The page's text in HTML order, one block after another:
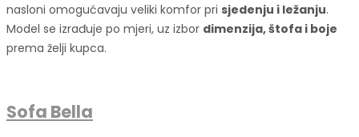
nasloni omogućavaju veliki komfor pri sjedenju i ležanju.
Model se izrađuje po mjeri, uz izbor dimenzija, štofa i boje
prema želji kupca.
Sofa Bella